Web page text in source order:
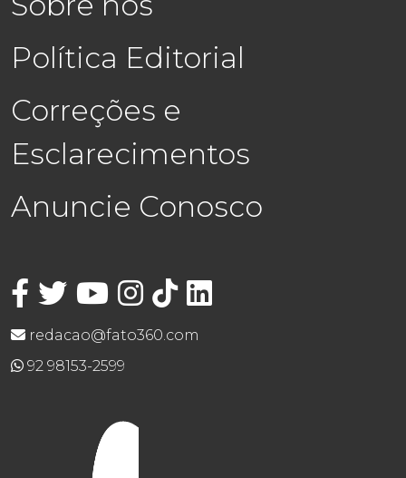
Política Editorial
Correções e
Esclarecimentos
Anuncie Conosco
redacao@fato360.com
92 98153-2599